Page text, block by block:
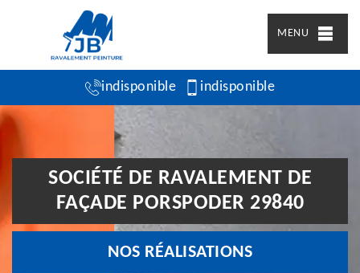
MENU
indisponible indisponible
SOCIÉTÉ DE RAVALEMENT DE
FAÇADE PORSPODER 29840
NOS RÉALISATIONS